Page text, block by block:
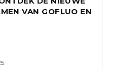
VAN GOFLUO EN